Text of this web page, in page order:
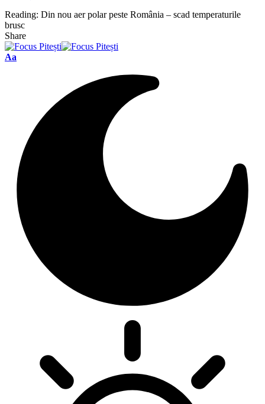
Reading: Din nou aer polar peste România – scad temperaturile
brusc
Share
Font
Aa